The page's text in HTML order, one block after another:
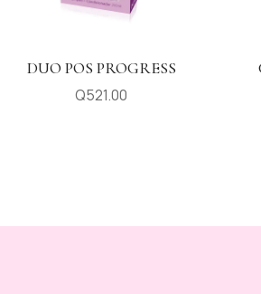
DUO POS PROGRESS
Q521.00